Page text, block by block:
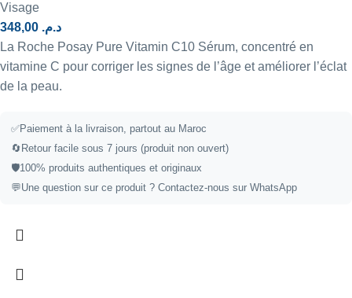
Visage
د.م.
La Roche Posay Pure Vitamin C10 Sérum, concentré en
vitamine C pour corriger les signes de l’âge et améliorer l’éclat
de la peau.
✅Paiement à la livraison, partout au Maroc
🔄 Retour facile sous 7 jours (produit non ouvert)
🛡️100% produits authentiques et originaux
💬Une question sur ce produit ? Contactez-nous sur WhatsApp